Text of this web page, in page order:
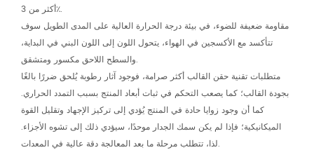
أكثر من 3٪.
مقاومة ضعيفة للضوء، في بيئة درجة الحرارة العالية على المدى الطويل سوف
تتأكسد مع الأكسجين في الهواء، يتحول اللون إلى اللون البني في البداية،
والسطح اللاحق مكسور ومتشقق.
متطلبات تقنية حقن القالب أكثر صرامة، فوجود آثار رطوبة يُلحق ضررًا بالغًا
بجودة القالب؛ كما يصعب التحكم في ثبات أبعاد المنتج بسبب التمدد الحراري.
كما أن وجود زوايا حادة في المنتج يُؤدي إلى تركيز الإجهاد وتقليل القوة
الميكانيكية؛ فإذا لم يكن سمك الجدار موحدًا، سيؤدي ذلك إلى تشوه الأجزاء.
لذا، تتطلب مرحلة ما بعد المعالجة دقة عالية في المعدات.